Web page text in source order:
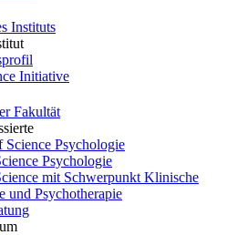
Instituts
Initiative
Fakultät
Science Psychologie
Psychologie
mit Schwerpunkt Klinische
und Psychotherapie